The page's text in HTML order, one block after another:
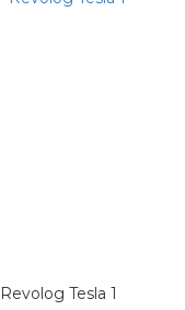
Revolog Tesla 1